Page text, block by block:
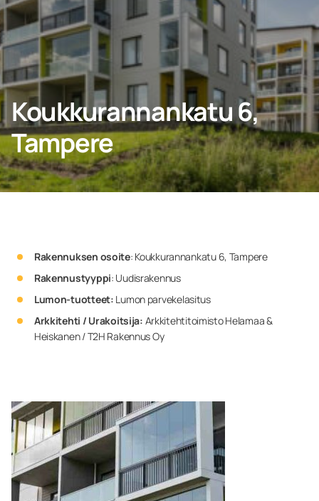
Kotiin
Yritys
YHTEYDENOTTO
Koukkurannankatu 6,
Tampere
Rakennuksen osoite: Koukkurannankatu 6, Tampere
Rakennustyyppi: Uudisrakennus
Lumon-tuotteet: Lumon parvekelasitus
Arkkitehti / Urakoitsija: Arkkitehtitoimisto Helamaa &
Heiskanen / T2H Rakennus Oy